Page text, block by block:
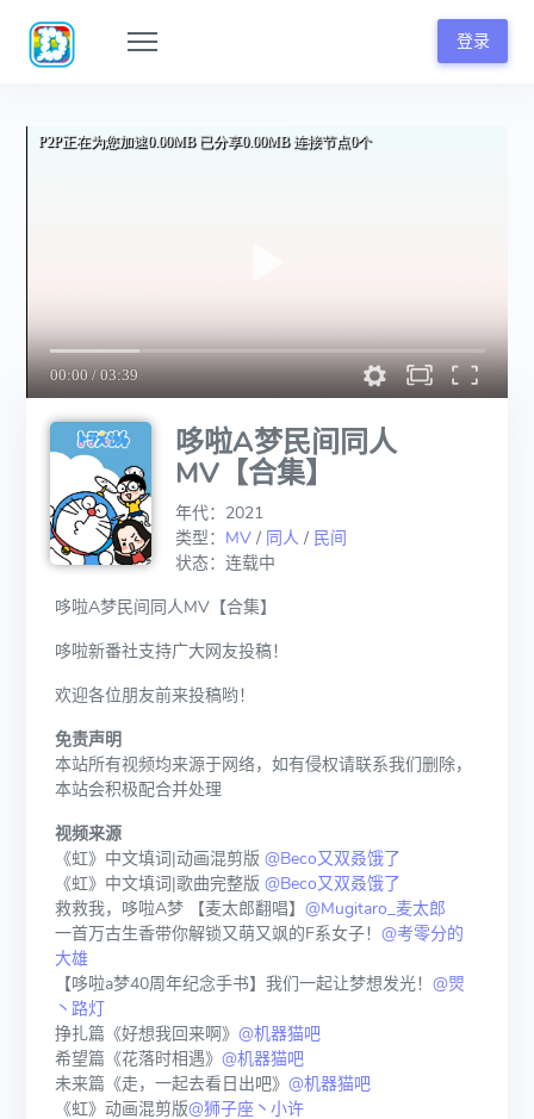
登录
哆啦A梦民间同人
MV【合集】
年代：2021
类型： MV/ 同人 / 民间
状态：连载中
哆啦A梦民间同人MV【合集】
哆啦新番社支持广大网友投稿！
欢迎各位朋友前来投稿哟！
免责声明
本站所有视频均来源于网络，如有侵权请联系我们删除，
本站会积极配合并处理
视频来源
《虹》中文填词|动画混剪版 @Beco又双叒饿了
《虹》中文填词|歌曲完整版 @Beco又双叒饿了
救救我，哆啦A梦 【麦太郎翻唱】 @Mugitaro_麦太郎
一首万古生香带你解锁又萌又飒的F系女子！ @考零分的
大雄
【哆啦a梦40周年纪念手书】我们一起让梦想发光！ @焸
丶路灯
挣扎篇《好想我回来啊》 @机器猫吧
希望篇《花落时相遇》 @机器猫吧
未来篇《走，一起去看日出吧》 @机器猫吧
《虹》动画混剪版@狮子座丶小许